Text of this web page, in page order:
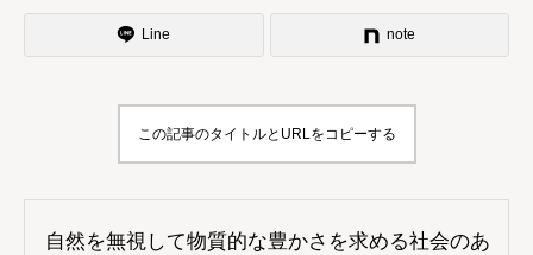
Line note
この記事のタイトルとURLをコピーする
自然を無視して物質的な豊かさを求める社会のあ